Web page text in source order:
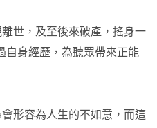
世，及至後來破產，搖身一
自身經歷，為聽眾帶來正能
形容為人生的不如意，而這